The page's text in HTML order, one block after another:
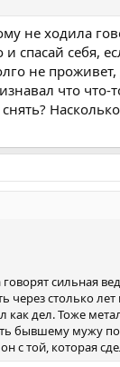
не ходила
спасай себя,
не
что что-
сильная
через столько
как дел. Тоже
бывшему мужу
с той, которая